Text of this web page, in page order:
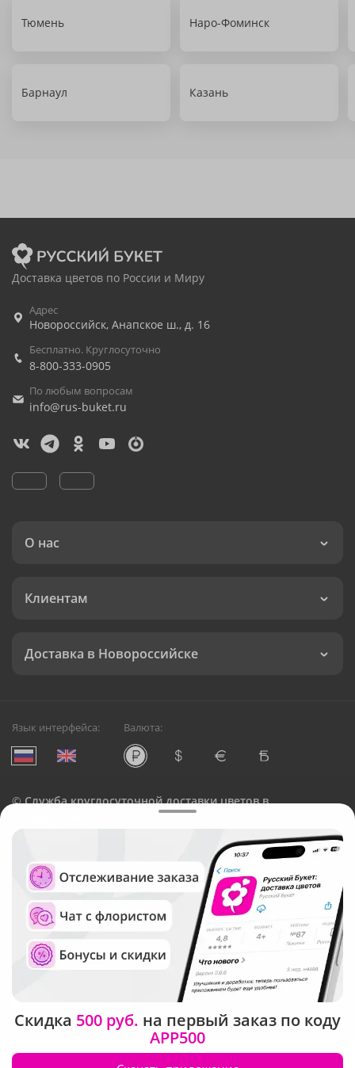
Тюмень Наро-Фоминск
Барнаул Казань
Доставка цветов по России и Миру
Адрес
Новороссийск, Анапское ш., д. 16
Бесплатно. Круглосуточно
8-800-333-0905
По любым вопросам
info@rus-buket.ru
О нас
Клиентам
Доставка в Новороссийске
Язык интерфейса: Валюта:
©Служба круглосуточной доставки цветов в
Русский Букет, 2026
Общество с ограниченной ответственностью «Технология»
ОГРН: 1195476081745, ИНН: 5410081997
Юридический адрес: г. Новосибирск, ул. Ипподромская,
д.42, оф. 3
Рейтинг Русского букета
Скидка 500 руб. на первый заказ по коду
APP500